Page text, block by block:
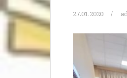
27.01.2020